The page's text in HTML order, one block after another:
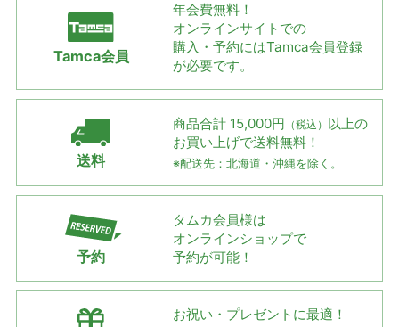
Tamca会員
年会費無料！
オンラインサイトでの
購入・予約にはTamca会員登録
が必要です。
送料
商品合計 15,000円 （税込） 以上の
お買い上げで送料無料！
※配送先：北海道・沖縄を除く。
予約
タムカ会員様は
オンラインショップで
予約が可能！
お祝い・プレゼントに最適！